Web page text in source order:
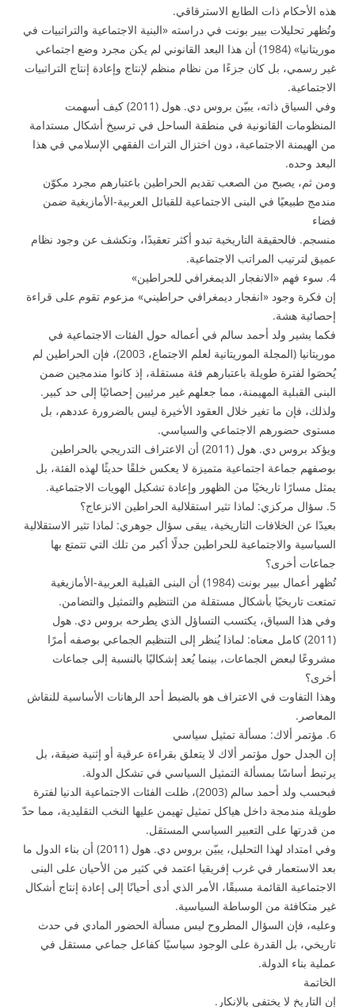
هذه الأحكام ذات الطابع الاسترقاقي.
وتُظهر تحليلات بيير بونت في دراسته «البنية الاجتماعية والتراتبيات في
موريتانيا» (1984) أن هذا البعد القانوني لم يكن مجرد وضع اجتماعي
غير رسمي، بل كان جزءًا من نظام منظم لإنتاج وإعادة إنتاج التراتبيات
الاجتماعية.
وفي السياق ذاته، يبيّن بروس دي. هول (2011) كيف أسهمت
المنظومات القانونية في منطقة الساحل في ترسيخ أشكال مستدامة
من الهيمنة الاجتماعية، دون اختزال التراث الفقهي الإسلامي في هذا
البعد وحده.
ومن ثم، يصبح من الصعب تقديم الحراطين باعتبارهم مجرد مكوّن
مندمج طبيعيًا في البنى الاجتماعية للقبائل العربية-الأمازيغية ضمن
فضاء
منسجم. فالحقيقة التاريخية تبدو أكثر تعقيدًا، وتكشف عن وجود نظام
عميق لترتيب المراتب الاجتماعية.
4. سوء فهم «الانفجار الديمغرافي للحراطين»
إن فكرة وجود «انفجار ديمغرافي حراطيني» مزعوم تقوم على قراءة
إحصائية هشة.
فكما يشير ولد أحمد سالم في أعماله حول الفئات الاجتماعية في
موريتانيا (المجلة الموريتانية لعلم الاجتماع، 2003)، فإن الحراطين لم
يُحصَوا لفترة طويلة باعتبارهم فئة مستقلة، إذ كانوا مندمجين ضمن
البنى القبلية المهيمنة، مما جعلهم غير مرئيين إحصائيًا إلى حد كبير.
ولذلك، فإن ما تغير خلال العقود الأخيرة ليس بالضرورة عددهم، بل
مستوى حضورهم الاجتماعي والسياسي.
ويؤكد بروس دي. هول (2011) أن الاعتراف التدريجي بالحراطين
بوصفهم جماعة اجتماعية متميزة لا يعكس خلقًا حديثًا لهذه الفئة، بل
يمثل مسارًا تاريخيًا من الظهور وإعادة تشكيل الهويات الاجتماعية.
5. سؤال مركزي: لماذا تثير استقلالية الحراطين الانزعاج؟
بعيدًا عن الخلافات التاريخية، يبقى سؤال جوهري: لماذا تثير الاستقلالية
السياسية والاجتماعية للحراطين جدلًا أكبر من تلك التي تتمتع بها
جماعات أخرى؟
تُظهر أعمال بيير بونت (1984) أن البنى القبلية العربية-الأمازيغية
تمتعت تاريخيًا بأشكال مستقلة من التنظيم والتمثيل والتضامن.
وفي هذا السياق، يكتسب التساؤل الذي يطرحه بروس دي. هول
(2011) كامل معناه: لماذا يُنظر إلى التنظيم الجماعي بوصفه أمرًا
مشروعًا لبعض الجماعات، بينما يُعد إشكاليًا بالنسبة إلى جماعات
أخرى؟
وهذا التفاوت في الاعتراف هو بالضبط أحد الرهانات الأساسية للنقاش
المعاصر.
6. مؤتمر ألاك: مسألة تمثيل سياسي
إن الجدل حول مؤتمر ألاك لا يتعلق بقراءة عرقية أو إثنية ضيقة، بل
يرتبط أساسًا بمسألة التمثيل السياسي في تشكل الدولة.
فبحسب ولد أحمد سالم (2003)، ظلت الفئات الاجتماعية الدنيا لفترة
طويلة مندمجة داخل هياكل تمثيل تهيمن عليها النخب التقليدية، مما حدّ
من قدرتها على التعبير السياسي المستقل.
وفي امتداد لهذا التحليل، يبيّن بروس دي. هول (2011) أن بناء الدول ما
بعد الاستعمار في غرب إفريقيا اعتمد في كثير من الأحيان على البنى
الاجتماعية القائمة مسبقًا، الأمر الذي أدى أحيانًا إلى إعادة إنتاج أشكال
غير متكافئة من الوساطة السياسية.
وعليه، فإن السؤال المطروح ليس مسألة الحضور المادي في حدث
تاريخي، بل القدرة على الوجود سياسيًا كفاعل جماعي مستقل في
عملية بناء الدولة.
الخاتمة
إن التاريخ لا يختفي بالإنكار.